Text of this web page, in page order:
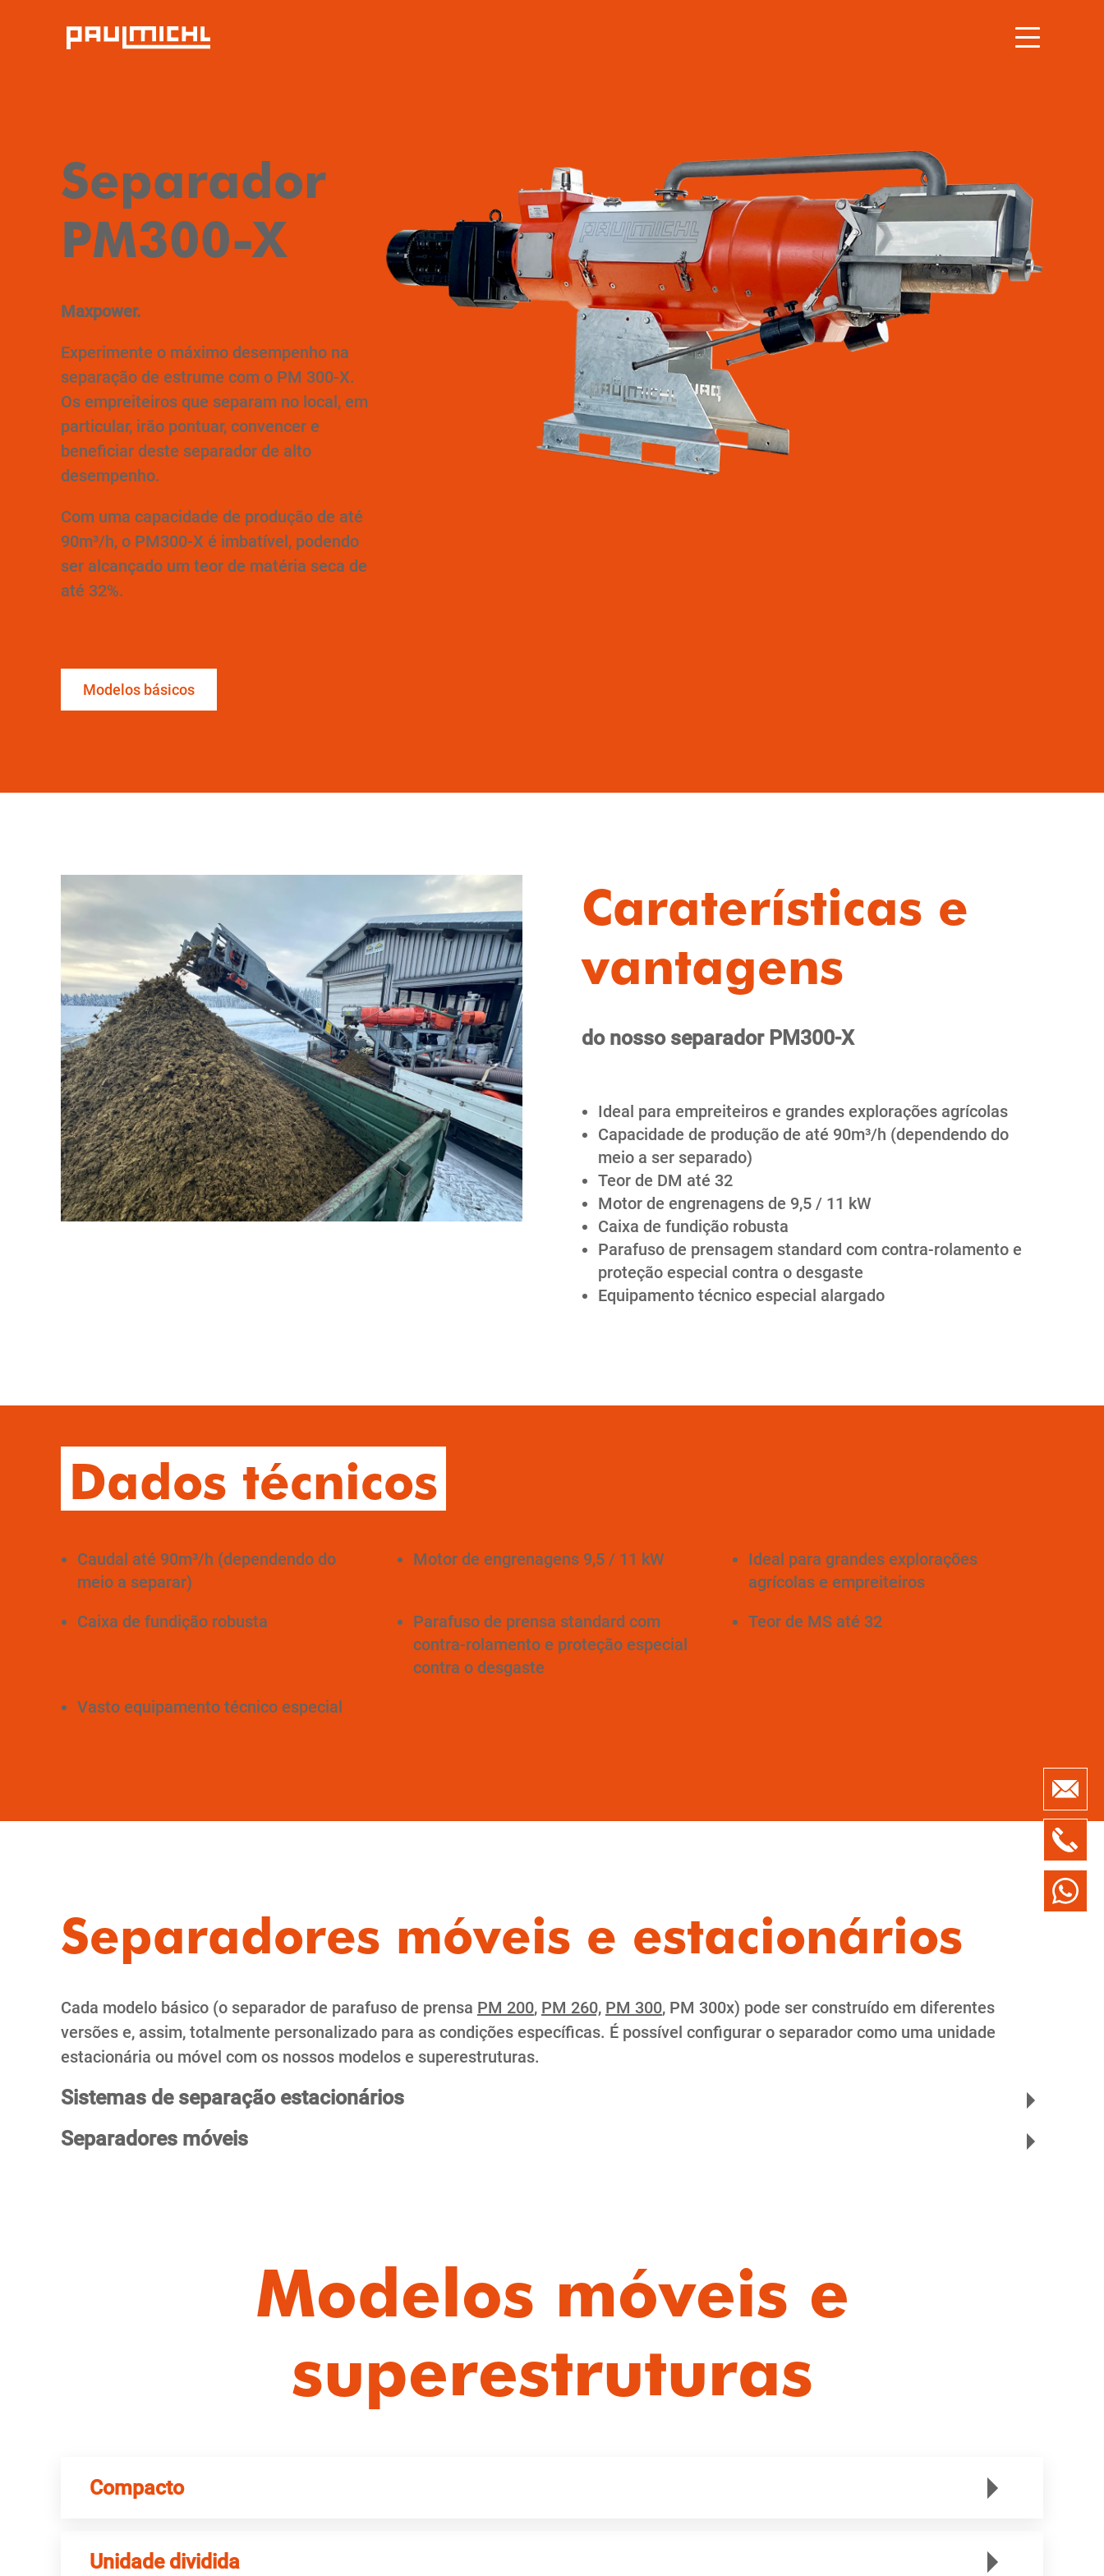
de
de
+49 7563 /
Separador
PM300-X
Maxpower.
Experimente o máximo desempenho na
separação de estrume com o PM 300-X.
Os empreiteiros que separam no local, em
particular, irão pontuar, convencer e
beneficiar deste separador de alto
desempenho.
Com uma capacidade de produção de até
90m³/h, o PM300-X é imbatível, podendo
ser alcançado um teor de matéria seca de
até 32%.
Modelos básicos
Caraterísticas e
vantagens
do nosso separador PM300-X
Ideal para empreiteiros e grandes explorações agrícolas
Capacidade de produção de até 90m³/h (dependendo do
meio a ser separado)
Teor de DM até 32
Motor de engrenagens de 9,5 / 11 kW
Caixa de fundição robusta
Parafuso de prensagem standard com contra-rolamento e
proteção especial contra o desgaste
Equipamento técnico especial alargado
Dados técnicos
Caudal até 90m³/h (dependendo do
meio a separar)
Motor de engrenagens 9,5 / 11 kW
Ideal para grandes explorações
agrícolas e empreiteiros
Caixa de fundição robusta
Parafuso de prensa standard com
contra-rolamento e proteção especial
contra o desgaste
Teor de MS até 32
Vasto equipamento técnico especial
Separadores móveis e estacionários
Cada modelo básico (o separador de parafuso de prensa PM 200, PM 260, PM 300, PM 300x) pode ser construído em diferentes
versões e, assim, totalmente personalizado para as condições específicas. É possível configurar o separador como uma unidade
estacionária ou móvel com os nossos modelos e superestruturas.
Sistemas de separação estacionários
Separadores móveis
Modelos móveis e
superestruturas
Compacto
Unidade dividida